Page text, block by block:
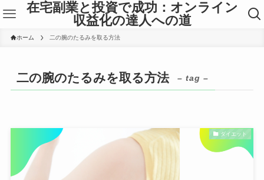
在宅副業と投資で成功：オンライン
収益化の達人への道
ホーム 二の腕のたるみを取る方法
二の腕のたるみを取る方法 – tag –
ダイエット